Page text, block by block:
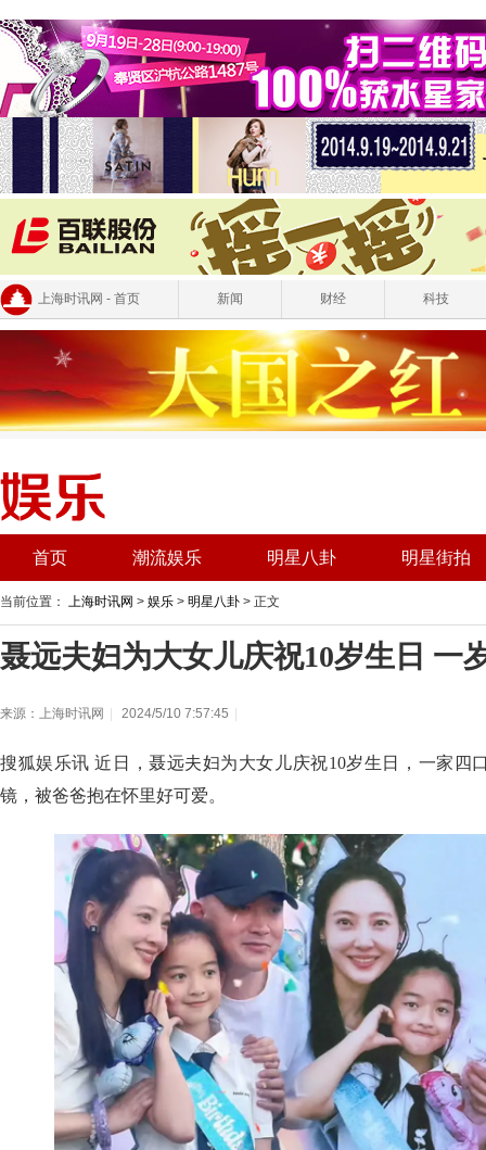
上海时讯网 - 首页 新闻 财经 科技
首页 潮流娱乐 明星八卦 明星街拍
当前位置： 上海时讯网 > 娱乐 > 明星八卦 > 正文
聂远夫妇为大女儿庆祝10岁生日 一
来源：上海时讯网 2024/5/10 7:57:45
搜狐娱乐讯 近日，聂远夫妇为大女儿庆祝10岁生日，一家四
镜，被爸爸抱在怀里好可爱。